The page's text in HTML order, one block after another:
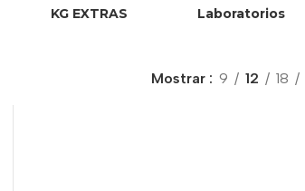
KG EXTRAS Laboratorios
Mostrar 9 12 18